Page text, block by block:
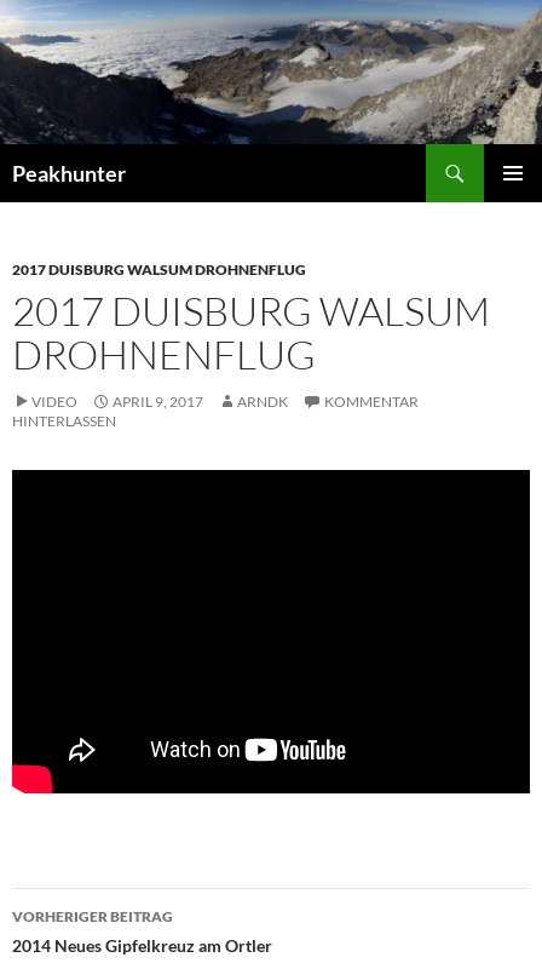
Zum
Inhalt
springen
Peakhunter
2017 DUISBURG WALSUM DROHNENFLUG
2017 DUISBURG WALSUM
DROHNENFLUG
VIDEO APRIL 9, 2017 ARNDK
KOMMENTAR
HINTERLASSEN
Beitragsnavigation
VORHERIGER BEITRAG
2014 Neues Gipfelkreuz am Ortler